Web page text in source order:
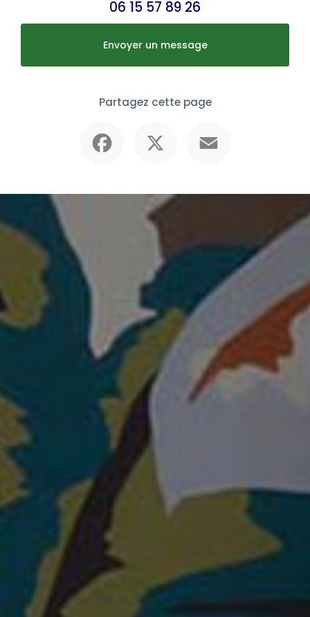
06 15 57 89 26
Envoyer un message
Partagez cette page